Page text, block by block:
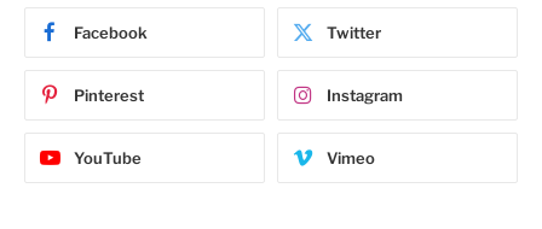
Facebook Twitter
Pinterest Instagram
YouTube Vimeo